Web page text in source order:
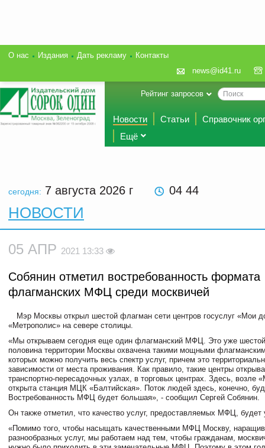
О нас Издания Дать рекламу
Контакты
news@id41.ru
Рейтинг запросов
Новости Статьи
Справочник
Ещё
сегодня: 7 августа 2026 г 04 44
НОВОСТИ
05 АПР 2021 13:33
​​​​​​​Собянин отметил востребованность формата
флагманских МФЦ среди москвичей
Мэр Москвы открыл шестой флагман сети центров госуслуг «Мои
«Метрополис» на севере столицы.
«Мы открываем сегодня еще один флагманский МФЦ. Это уже шестой
половина территории Москвы охвачена такими мощными
которых можно получить весь спектр услуг, причем это
зависимости от места проживания. Как правило, такие центры
транспортно-пересадочных узлах, в торговых центрах. Здесь, возле
открыта станция МЦК «Балтийская». Поток людей здесь, конечно,
Востребованность МФЦ будет большая», - сообщил Сергей Собянин.
Он также отметил, что качество услуг, предоставляемых МФЦ, будет
«Помимо того, чтобы насыщать качественными МФЦ Москву,
разнообразных услуг, мы работаем над тем, чтобы гражданам,